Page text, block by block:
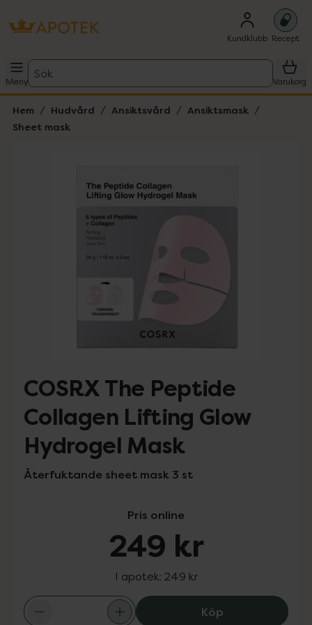
Kundklubb Recept
Meny
Sök
Varukorg
Hem Hudvård Ansiktsvård
Ansiktsmask
Sheet mask
COSRX The Peptide
Collagen Lifting Glow
Hydrogel Mask
Återfuktande sheet mask 3 st
Pris online
249 kr
I apotek: 249 kr
KöpCOSRX The